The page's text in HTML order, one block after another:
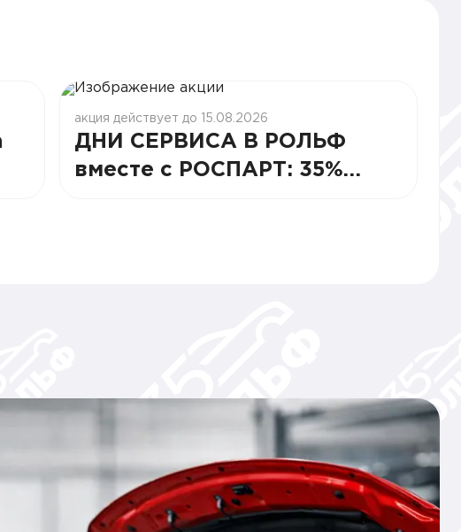
акция действует до 15.08.2026
ДНИ СЕРВИСА В РОЛЬФ
вместе с РОСПАРТ: 35%